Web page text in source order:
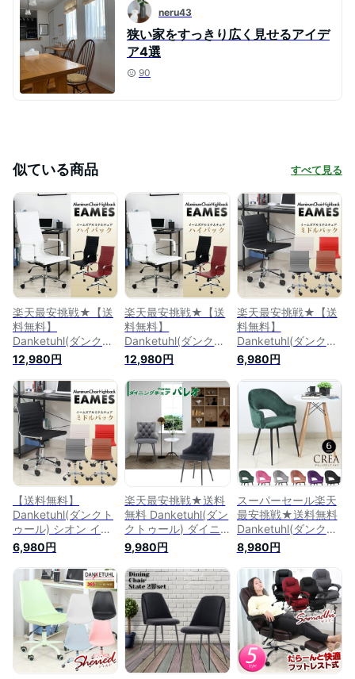
neru43
狭い家をすっきり広く見せるアイデ
ア4選
90
似ている商品 すべて見る
楽天最安挑戦★【送
料無料】
Danketuhl(ダンクト
ゥール) ヴェルディ
イームズチェアー ア
ルミナムチェアー リ
プロダクト ハイバッ
クチェアー PVC本革
イス 椅子 パソコン
チェアー パーソナル
チェアー オフィスチ
ェアー 学習チェアー
テレワーク 在宅 送
料無料
12,980円
楽天最安挑戦★【送
料無料】
Danketuhl(ダンクト
ゥール) ヴェルディ
イームズチェアー ア
ルミナムチェアー リ
プロダクト ハイバッ
クチェアー PVC本革
イス 椅子 パソコン
チェアー パーソナル
チェアー オフィスチ
ェアー 学習チェアー
テレワーク 在宅 送
料無料
12,980円
楽天最安挑戦★【送
料無料】
Danketuhl(ダンクト
ゥール) シオン イー
ムズチェアー 肘掛け
無しアルミナムチェ
アー リプロダクト
ミドルバックチェア
イス 椅子パソコンチ
ェアーPCチェアーパ
ーソナルチェアーオ
フィスチェアー 学習
チェアー テレワーク
在宅 送料無料
6,980円
【送料無料】
Danketuhl(ダンクト
ゥール) シオン イー
ムズチェアー 肘掛け
無しアルミナムチェ
アー リプロダクト
ミドルバックチェア
イス 椅子パソコンチ
ェアーPCチェアーパ
ーソナルチェアーオ
フィスチェアー 学習
チェアー テレワーク
在宅 送料無料
6,980円
楽天最安挑戦★送料
無料 Danketuhl(ダン
クトゥール) ダイニ
ングチェア パレオ 6
色対応 ダイニングチ
ェアー リビングチェ
ア イス 椅子 チェア
チェアー パソコンチ
ェアー PCチェアー
パーソナルチェアー
オフィスチェアー 北
欧 モダン 【送料無
料】
9,980円
スーパーセール楽天
最安挑戦★送料無料
Danketuhl(ダンクト
ゥール) ダイニング
チェア クレア 6色対
応 ダイニングチェア
ー リビングチェア
イス 椅子 チェア チ
ェアー パソコンチェ
アー PCチェアー パ
ーソナルチェアー オ
フィスチェアー 北欧
モダン
8,980円